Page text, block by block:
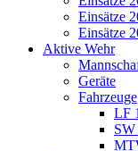
Einsätze
Einsätze
Aktive Wehr
Geräte
Fahrzeuge
LF